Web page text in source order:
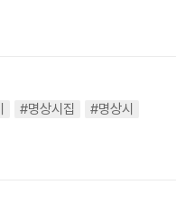
#명상시집
#명상시